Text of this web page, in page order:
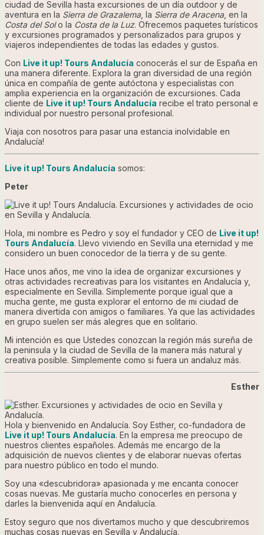
ciudad de Sevilla hasta excursiones de un día outdoor y de
aventura en la Sierra de Grazalema , la Sierra de Aracena , en la
Costa del Solo la Costa de la Luz. Ofrecemos paquetes turísticos
y excursiones programados y personalizados para grupos y
viajeros independientes de todas las edades y gustos.
Con Live it up! Tours Andalucía conocerás el sur de España en
una manera diferente. Explora la gran diversidad de una región
única en compañía de gente autóctona y especialistas con
amplia experiencia en la organización de excursiones. Cada
cliente de Live it up! Tours Andalucía recibe el trato personal e
individual por nuestro personal profesional.
Viaja con nosotros para pasar una estancia inolvidable en
Andalucía!
Live it up! Tours Andalucía somos:
Peter
Hola, mi nombre es Pedro y soy el fundador y CEO de Live it up!
Tours Andalucía. Llevo viviendo en Sevilla una eternidad y me
considero un buen conocedor de la tierra y de su gente.
Hace unos años, me vino la idea de organizar excursiones y
otras actividades recreativas para los visitantes en Andalucía y,
especialmente en Sevilla. Simplemente porque igual que a
mucha gente, me gusta explorar el entorno de mi ciudad de
manera divertida con amigos o familiares. Ya que las actividades
en grupo suelen ser más alegres que en solitario.
Mi intención es que Ustedes conozcan la región más sureña de
la peninsula y la ciudad de Sevilla de la manera más natural y
creativa posible. Simplemente como si fuera un andaluz más.
Esther
Hola y bienvenido en Andalucía. Soy Esther, co-fundadora de
Live it up! Tours Andalucía. En la empresa me preocupo de
nuestros clientes españoles. Además me encargo de la
adquisición de nuevos clientes y de elaborar nuevas ofertas
para nuestro público en todo el mundo.
Soy una «descubridora» apasionada y me encanta conocer
cosas nuevas. Me gustaría mucho conocerles en persona y
darles la bienvenida aquí en Andalucía.
Estoy seguro que nos divertamos mucho y que descubriremos
muchas cosas nuevas en Sevilla y Andalucía.